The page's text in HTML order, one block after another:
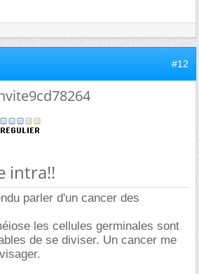
#12
intra!!
parler d'un cancer des
les cellules germinales sont
de se diviser. Un cancer me